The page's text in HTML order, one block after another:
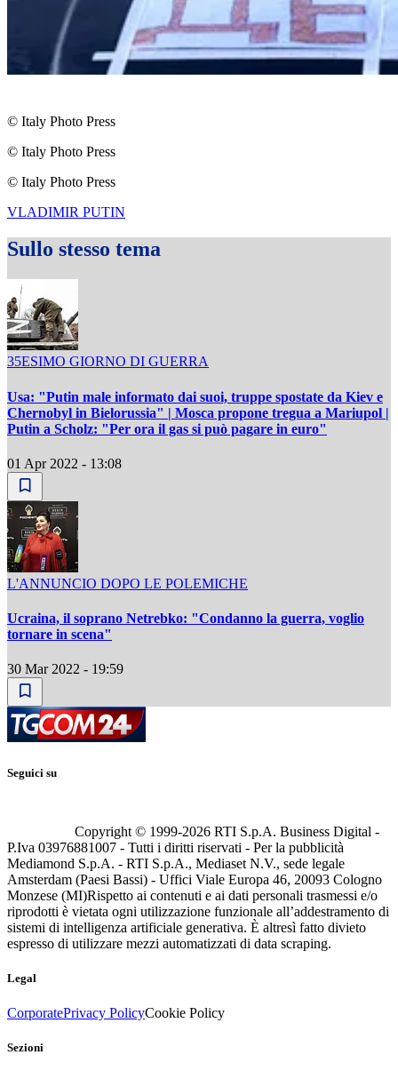
© Italy Photo Press
© Italy Photo Press
© Italy Photo Press
VLADIMIR PUTIN
Sullo stesso tema
35ESIMO GIORNO DI GUERRA
Usa: "Putin male informato dai suoi, truppe spostate da Kiev e
Chernobyl in Bielorussia" | Mosca propone tregua a Mariupol |
Putin a Scholz: "Per ora il gas si può pagare in euro"
01 Apr 2022 - 13:08
L'ANNUNCIO DOPO LE POLEMICHE
Ucraina, il soprano Netrebko: "Condanno la guerra, voglio
tornare in scena"
30 Mar 2022 - 19:59
Seguici su
Copyright © 1999-2026 RTI S.p.A. Business Digital -
P.Iva 03976881007 - Tutti i diritti riservati - Per la pubblicità
Mediamond S.p.A. - RTI S.p.A., Mediaset N.V., sede legale
Amsterdam (Paesi Bassi) - Uffici Viale Europa 46, 20093 Cologno
Monzese (MI)Rispetto ai contenuti e ai dati personali trasmessi e/o
riprodotti è vietata ogni utilizzazione funzionale all’addestramento di
sistemi di intelligenza artificiale generativa. È altresì fatto divieto
espresso di utilizzare mezzi automatizzati di data scraping.
Legal
CorporatePrivacy PolicyCookie Policy
Sezioni